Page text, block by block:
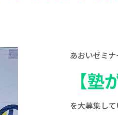
あおいゼミ
【塾
を大募集して